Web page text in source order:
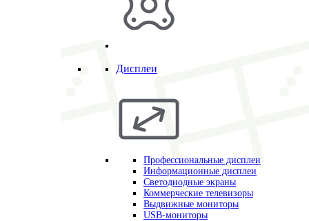
Дисплеи
Профессиональные дисплеи
Информационные дисплеи
Светодиодные экраны
Коммерческие телевизоры
Выдвижные мониторы
USB-мониторы